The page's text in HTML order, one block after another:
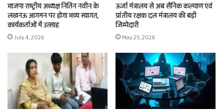
भाजपा राष्ट्रीय अध्यक्ष नितिन नवीन के
लखनऊ आगमन पर होगा भव्य स्वागत,
कार्यकर्ताओं में उत्साह
July 4, 2026
ऊर्जा मंत्रालय से अब सैनिक कल्याण एवं
प्रांतीय रक्षक दल मंत्रालय की बड़ी
जिम्मेदारी
May 25, 2026